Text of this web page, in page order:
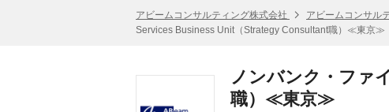
アビームコンサルティング株式会社 アビームコンサル
Services Business Unit（Strategy Consultant職）≪東京≫
ノンバンク・ファ
職）≪東京≫